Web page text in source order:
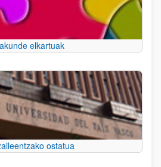
elkartuak
ostatua